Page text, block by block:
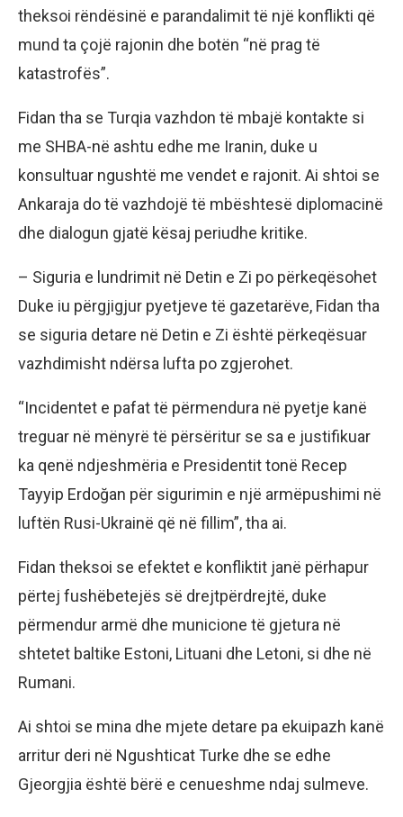
theksoi rëndësinë e parandalimit të një konflikti që
mund ta çojë rajonin dhe botën “në prag të
katastrofës”.
Fidan tha se Turqia vazhdon të mbajë kontakte si
me SHBA-në ashtu edhe me Iranin, duke u
konsultuar ngushtë me vendet e rajonit. Ai shtoi se
Ankaraja do të vazhdojë të mbështesë diplomacinë
dhe dialogun gjatë kësaj periudhe kritike.
– Siguria e lundrimit në Detin e Zi po përkeqësohet
Duke iu përgjigjur pyetjeve të gazetarëve, Fidan tha
se siguria detare në Detin e Zi është përkeqësuar
vazhdimisht ndërsa lufta po zgjerohet.
“Incidentet e pafat të përmendura në pyetje kanë
treguar në mënyrë të përsëritur se sa e justifikuar
ka qenë ndjeshmëria e Presidentit tonë Recep
Tayyip Erdoğan për sigurimin e një armëpushimi në
luftën Rusi-Ukrainë që në fillim”, tha ai.
Fidan theksoi se efektet e konfliktit janë përhapur
përtej fushëbetejës së drejtpërdrejtë, duke
përmendur armë dhe municione të gjetura në
shtetet baltike Estoni, Lituani dhe Letoni, si dhe në
Rumani.
Ai shtoi se mina dhe mjete detare pa ekuipazh kanë
arritur deri në Ngushticat Turke dhe se edhe
Gjeorgjia është bërë e cenueshme ndaj sulmeve.